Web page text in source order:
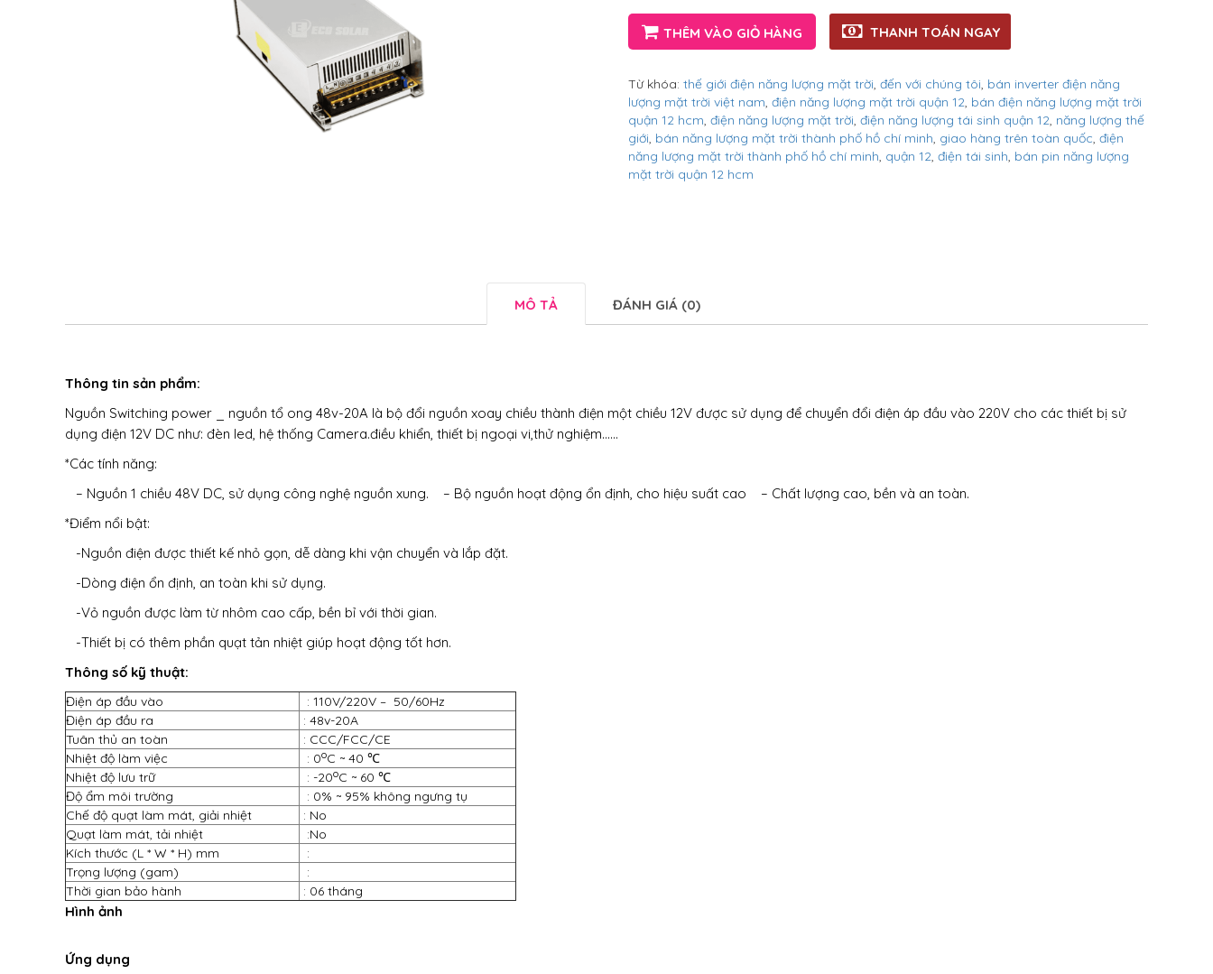
THÊM VÀO GIỎ HÀNG THANH TOÁN NGAY
Từ khóa: thế giới điện năng lượng mặt trời, đến với chúng tôi, bán inverter điện năng
lượng mặt trời việt nam, điện năng lượng mặt trời quận 12, bán điện năng lượng mặt trời
quận 12 hcm, điện năng lượng mặt trời, điện năng lượng tái sinh quận 12, năng lượng thế
giới, bán năng lượng mặt trời thành phố hồ chí minh, giao hàng trên toàn quốc, điện
năng lượng mặt trời thành phố hồ chí minh, quận 12, điện tái sinh, bán pin năng lượng
mặt trời quận 12 hcm
MÔ TẢ ĐÁNH GIÁ (0)
Thông tin sản phẩm:
Nguồn Switching power
nguồn tổ ong 48v-20A là bộ đổi nguồn xoay chiều thành điện một chiều 12V được sử dụng để chuyển đổi điện áp đầu vào 220V cho các thiết bị sử
dụng điện 12V DC như: đèn led, hệ thống Camera.điều khiển, thiết bị ngoại vi,thử nghiệm……
*Các tính năng:
– Nguồn 1 chiều 48V DC, sử dụng công nghệ nguồn xung.
– Bộ nguồn hoạt động ổn định, cho hiệu suất cao
– Chất lượng cao, bền và an toàn.
*Điểm nổi bật:
-Nguồn điện được thiết kế nhỏ gọn, dễ dàng khi vận chuyển và lắp đặt.
-Dòng điện ổn định, an toàn khi sử dụng.
-Vỏ nguồn được làm từ nhôm cao cấp, bền bỉ với thời gian.
-Thiết bị có thêm phần quạt tản nhiệt giúp hoạt động tốt hơn.
Thông số kỹ thuật:
Điện áp đầu vào
: 110V/220V – 50/60Hz
Điện áp đầu ra
: 48v-20A
Tuân thủ an toàn
: CCC/FCC/CE
Nhiệt độ làm việc
: 0­­­oC ~ 40 ℃
Nhiệt độ lưu trữ
: -20oC ~ 60 ℃
Độ ẩm môi trường
: 0% ~ 95% không ngưng tụ
Chế độ quạt làm mát, giải nhiệt
: No
Quạt làm mát, tải nhiệt
:No
Kích thước (L * W * H) mm
:
Trọng lượng (gam)
:
Thời gian bảo hành
: 06 tháng
Hình ảnh
Ứng dụng